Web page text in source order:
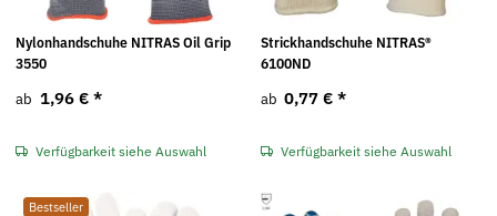
Nylonhandschuhe NITRAS Oil Grip
3550
ab 1,96 € *
Verfügbarkeit siehe Auswahl
Strickhandschuhe NITRAS®
6100ND
ab 0,77 € *
Verfügbarkeit siehe Auswahl
Bestseller